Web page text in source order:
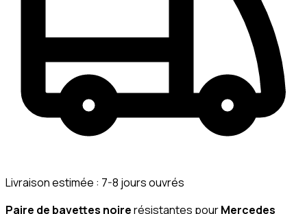
Livraison estimée : 7-8 jours ouvrés
Paire de bavettes noirerésistantes pourMercedes